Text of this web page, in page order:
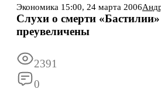
Информация
Экономика 15:00, 24 марта 2006
Слухи о смерти
преувеличены
2391
0